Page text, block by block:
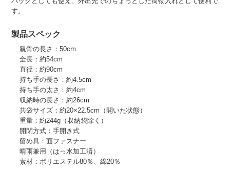
す。
製品スペック
親骨の長さ：50cm
全長：約54cm
直径：約90cm
持ち手の長さ：約4.5cm
持ち手の太さ：約4cm
収納時の長さ：約26cm
共袋サイズ：約20×22.5cm（開いた状態）
重量：約244g（収納袋除く）
開閉方式：手開き式
留め具：面ファスナー
晴雨兼用（はっ水加工済）
素材：ポリエステル80％、綿20％